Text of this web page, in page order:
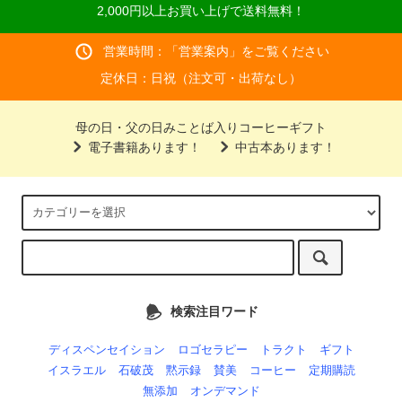
2,000円以上お買い上げで送料無料！
営業時間：「営業案内 」をご覧ください
定休日：日祝（注文可・出荷なし）
母の日・父の日みことば入りコーヒーギフト
電子書籍あります！
中古本あります！
検索注目ワード
ディスペンセイション ロゴセラピー トラクト
ギフト
イスラエル
石破茂 黙示録 賛美 コーヒー
定期購読
無添加
オンデマンド